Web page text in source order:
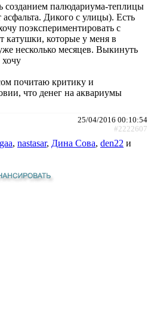
созданием палюдариума-теплицы
асфальта. Дикого с улицы). Есть
поэкспериментировать с
катушки, которые у меня в
несколько месяцев. Выкинуть
хочу
почитаю критику и
что денег на аквариумы
25/04/2016 00:10:54
#2222607
, nastasar, Дина Сова, den22 и